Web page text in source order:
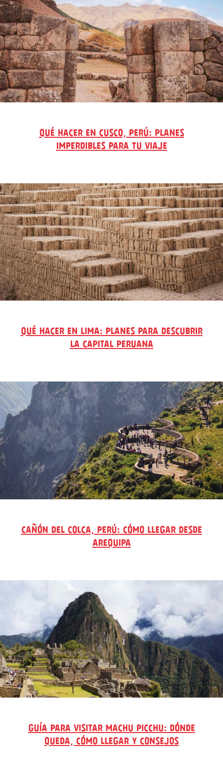
QUÉ HACER EN CUSCO, PERÚ: PLANES
IMPERDIBLES PARA TU VIAJE
QUÉ HACER EN LIMA: PLANES PARA DESCUBRIR
LA CAPITAL PERUANA
CAÑÓN DEL COLCA, PERÚ: CÓMO LLEGAR DESDE
AREQUIPA
GUÍA PARA VISITAR MACHU PICCHU: DÓNDE
QUEDA, CÓMO LLEGAR Y CONSEJOS